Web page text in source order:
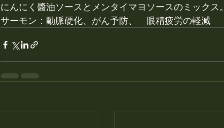
にんにく醬油ソースとメンタイマヨソースのミックス。
サーモン：動脈硬化、がん予防、　眼精疲労の軽減